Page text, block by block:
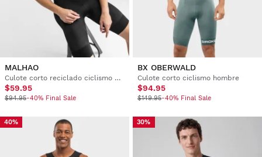
MALHAO
Culote corto reciclado ciclismo hombre
$59.95
$94.95-40% Final Sale
BX OBERWALD
Culote corto ciclismo hombre
$94.95
$149.95-40% Final Sale
40% 30%